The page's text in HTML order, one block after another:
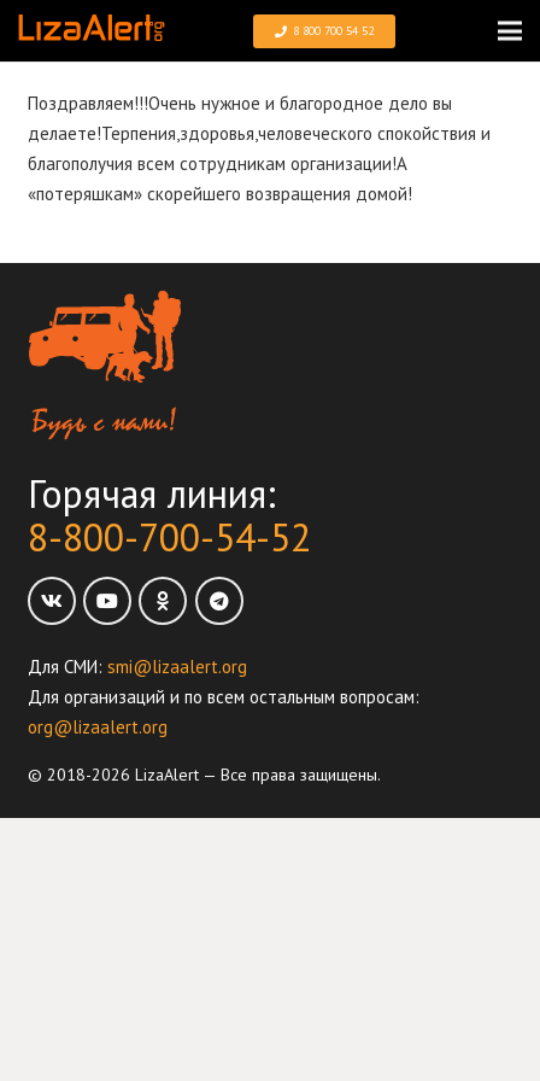
8 800 700 54 52
Поздравляем!!!Очень нужное и благородное дело вы
делаете!Терпения,здоровья,человеческого спокойствия и
благополучия всем сотрудникам организации!А
«потеряшкам» скорейшего возвращения домой!
Горячая линия:
8-800-700-54-52
Для СМИ: smi@lizaalert.org
Для организаций и по всем остальным вопросам:
org@lizaalert.org
© 2018-2026 LizaAlert — Все права защищены.